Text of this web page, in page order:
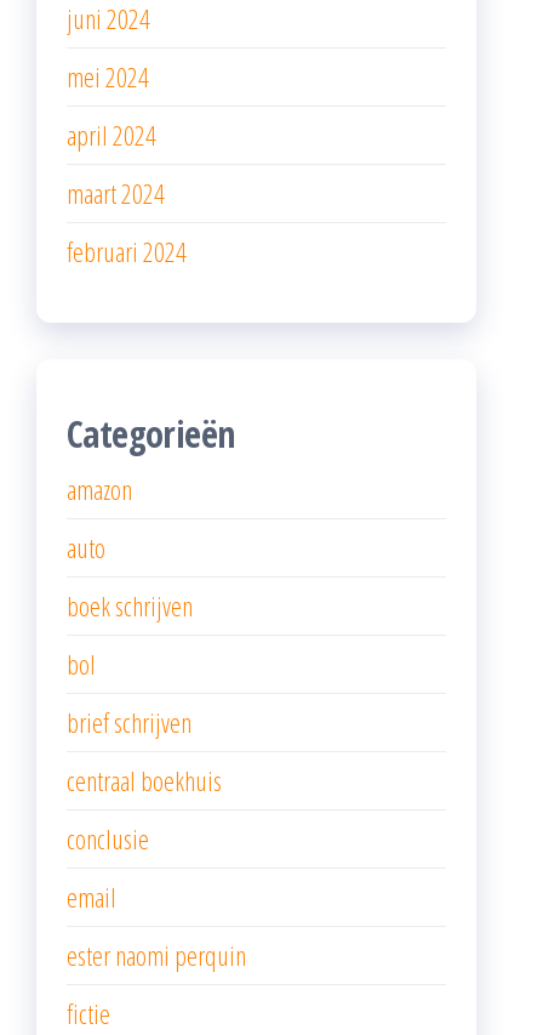
juni 2024
mei 2024
april 2024
maart 2024
februari 2024
Categorieën
amazon
auto
boek schrijven
bol
brief schrijven
centraal boekhuis
conclusie
email
ester naomi perquin
fictie